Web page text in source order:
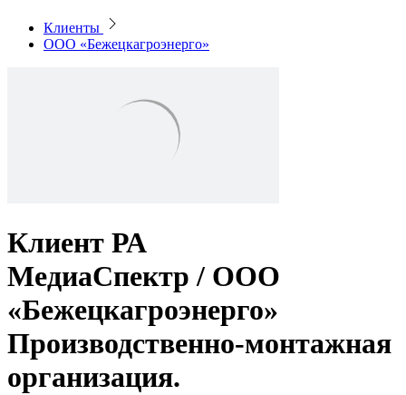
Клиенты
ООО «Бежецкагроэнерго»
Клиент РА
МедиаСпектр / ООО
«Бежецкагроэнерго»
Производственно-монтажная
организация.